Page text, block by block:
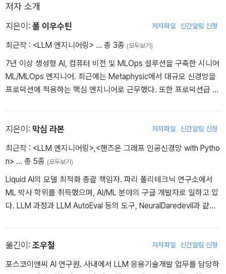
저자 소개
지은이: 폴 이우수틴 저자파일 신간알림 신청
최근작 : <LLM 엔지니어링> … 총 3종 (모두보기)
7년 이상 생성형 AI, 컴퓨터 비전 및 MLOps 설루션을 구축한 시니어
ML/MLOps 엔지니어. 최근에는 Metaphysic에서 대규모 신경망을
프로덕션에 적용하는 핵심 엔지니어로 근무했다. 또한 프로덕션급 M
지은이: 막심 라본 저자파일 신간알림 신청
최근작 : <LLM 엔지니어링> <핸즈온 그래프 인공신경망 with Pytho
n> … 총 5종 (모두보기)
Liquid AI의 모델 최적화 총괄 책임자. 파리 폴리테크닉 연구소에서
ML 박사 학위를 취득했으며, AI/ML 분야의 구글 개발자로 일하고 있
다. LLM 과정과 LLM AutoEval 등의 도구, NeuralDaredevil과 같은
인공신경망 with Python』(홍릉, 2024)이 있다.
옮긴이: 조우철 저자파일 신간알림 신청
포스코이앤씨 AI 연구원. 사내에서 LLM 응용기술개발 업무를 담당하